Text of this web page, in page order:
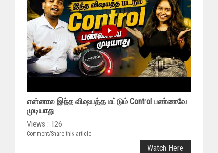
என்னால இந்த விஷயத்த மட்டும் Control பண்ணவே
முடியாது
Views : 126
Comment/Share this article
Watch Here